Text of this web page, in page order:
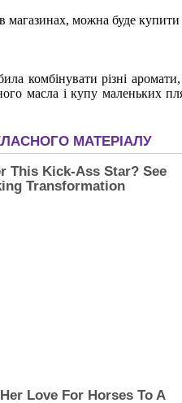
в магазинах, можна буде
комбінувати різні
масла і купу маленьких